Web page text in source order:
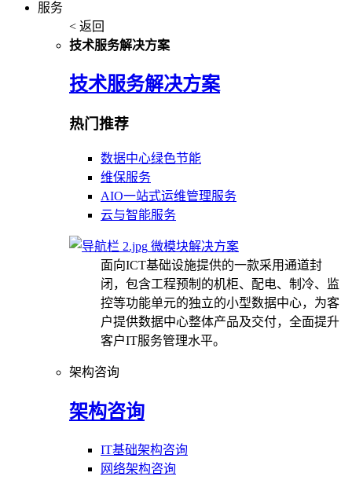
服务
< 返回
技术服务解决方案
技术服务解决方案
热门推荐
数据中心绿色节能
维保服务
AIO一站式运维管理服务
云与智能服务
微模块解决方案
面向ICT基础设施提供的一款采用通道封
闭，包含工程预制的机柜、配电、制冷、监
控等功能单元的独立的小型数据中心，为客
户提供数据中心整体产品及交付，全面提升
客户IT服务管理水平。
架构咨询
架构咨询
IT基础架构咨询
网络架构咨询